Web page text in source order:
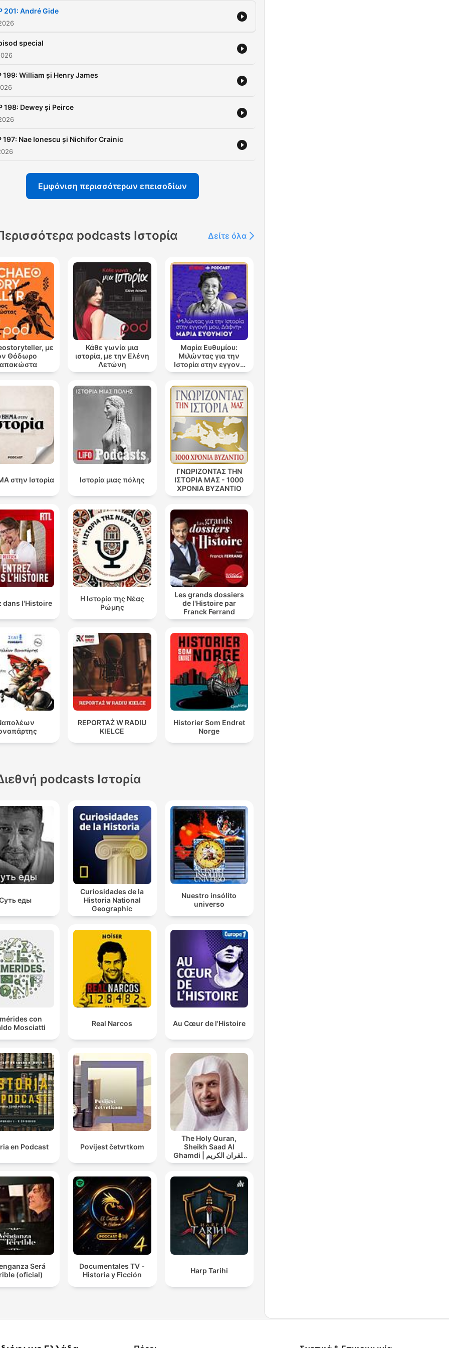
201: André Gide
special
199: William și Henry James
198: Dewey și Peirce
197: Nae Ionescu și Nichifor Crainic
Εμφάνιση περισσότερων επεισοδίων
podcasts Ιστορία Δείτε όλα
με
Θόδωρο
Κάθε γωνία μια
ιστορία, με την Ελένη
Λετώνη
Μαρία Ευθυμίου:
Μιλώντας για την
Ιστορία στην εγγονή
μου, Δάφνη
στην Ιστορία Ιστορία μιας πόλης
ΓΝΩΡΙΖΟΝΤΑΣ ΤΗΝ
ΙΣΤΟΡΙΑ ΜΑΣ - 1000
ΧΡΟΝΙΑ ΒΥΖΑΝΤΙΟ
dans l'Histoire
Η Ιστορία της Νέας
Ρώμης
Les grands dossiers
de l'Histoire par
Franck Ferrand
REPORTAŻ W RADIU
KIELCE
Historier Som Endret
Norge
podcasts Ιστορία
еды
Curiosidades de la
Historia National
Geographic
Nuestro insólito
universo
con
Mosciatti
Real Narcos Au Cœur de l'Histoire
en Podcast Povijest četvrtkom
The Holy Quran,
Sheikh Saad Al
Ghamdi | القران الكريم
سعد الغامدي
Será
(oficial)
Documentales TV -
Historia y Ficción
Harp Tarihi